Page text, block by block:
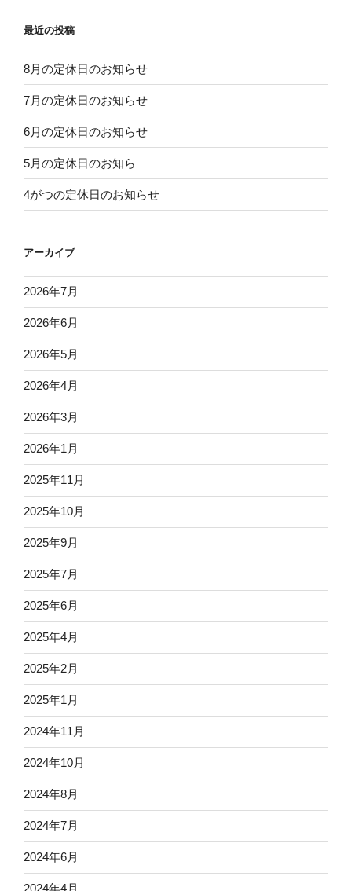
最近の投稿
8月の定休日のお知らせ
7月の定休日のお知らせ
6月の定休日のお知らせ
5月の定休日のお知ら
4がつの定休日のお知らせ
アーカイブ
2026年7月
2026年6月
2026年5月
2026年4月
2026年3月
2026年1月
2025年11月
2025年10月
2025年9月
2025年7月
2025年6月
2025年4月
2025年2月
2025年1月
2024年11月
2024年10月
2024年8月
2024年7月
2024年6月
2024年4月